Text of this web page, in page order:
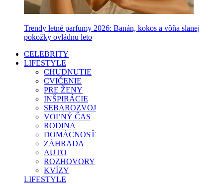
Trendy letné parfumy 2026: Banán, kokos a vôňa slanej
pokožky ovládnu leto
CELEBRITY
LIFESTYLE
CHUDNUTIE
CVIČENIE
PRE ŽENY
INŠPIRÁCIE
SEBAROZVOJ
VOĽNÝ ČAS
RODINA
DOMÁCNOSŤ
ZÁHRADA
AUTO
ROZHOVORY
KVÍZY
LIFESTYLE